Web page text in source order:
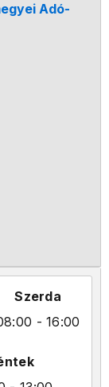
Adó-
Szerda
- 16:00